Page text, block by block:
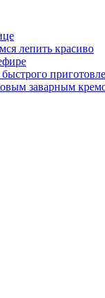
лепить красиво
заварным